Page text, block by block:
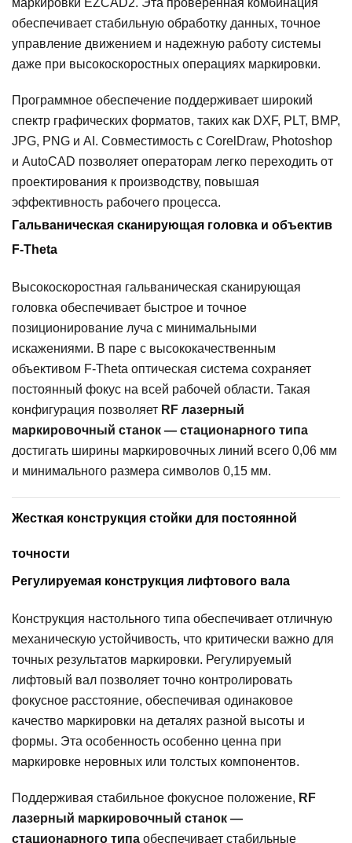
обеспечивает стабильную обработку данных, точное
управление движением и надежную работу системы
даже при высокоскоростных операциях маркировки.
Программное обеспечение поддерживает широкий
спектр графических форматов, таких как DXF, PLT, BMP,
JPG, PNG и AI. Совместимость с CorelDraw, Photoshop
и AutoCAD позволяет операторам легко переходить от
проектирования к производству, повышая
эффективность рабочего процесса.
Гальваническая сканирующая головка и объектив
F-Theta
Высокоскоростная гальваническая сканирующая
головка обеспечивает быстрое и точное
позиционирование луча с минимальными
искажениями. В паре с высококачественным
объективом F-Theta оптическая система сохраняет
постоянный фокус на всей рабочей области. Такая
конфигурация позволяет RF лазерный
маркировочный станок — стационарного типа
достигать ширины маркировочных линий всего 0,06 мм
и минимального размера символов 0,15 мм.
Жесткая конструкция стойки для постоянной
точности
Регулируемая конструкция лифтового вала
Конструкция настольного типа обеспечивает отличную
механическую устойчивость, что критически важно для
точных результатов маркировки. Регулируемый
лифтовый вал позволяет точно контролировать
фокусное расстояние, обеспечивая одинаковое
качество маркировки на деталях разной высоты и
формы. Эта особенность особенно ценна при
маркировке неровных или толстых компонентов.
Поддерживая стабильное фокусное положение, RF
лазерный маркировочный станок —
стационарного типа обеспечивает стабильные